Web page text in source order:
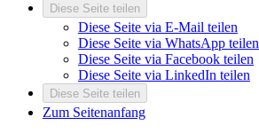
Diese Seite teilen
Diese Seite via E-Mail teilen
Diese Seite via WhatsApp teilen
Diese Seite via Facebook teilen
Diese Seite via LinkedIn teilen
Diese Seite teilen
Zum Seitenanfang